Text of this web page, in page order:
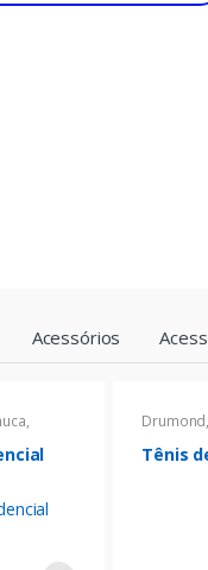
Acessórios
, Drumond,
Tênis